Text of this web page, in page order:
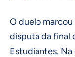
O duelo
disputa da final
Estudiantes. Na